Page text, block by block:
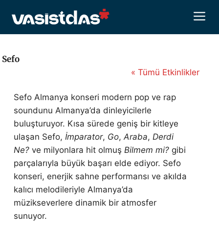
atla
Sefo
« Tümü Etkinlikler
Sefo Almanya konseri modern pop ve rap
soundunu Almanya’da dinleyicilerle
buluşturuyor. Kısa sürede geniş bir kitleye
ulaşan Sefo, İmparator, Go,Araba, Derdi
Ne? ve milyonlara hit olmuş Bilmem mi? gibi
parçalarıyla büyük başarı elde ediyor. Sefo
konseri, enerjik sahne performansı ve akılda
kalıcı melodileriyle Almanya’da
müzikseverlere dinamik bir atmosfer
sunuyor.